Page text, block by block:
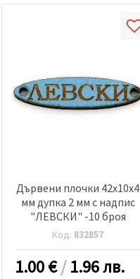
Дървени плочки 42x10x4
мм дупка 2 мм с надпис
"ЛЕВСКИ" -10 броя
Код: 832857
1.00€/1.96 лв.